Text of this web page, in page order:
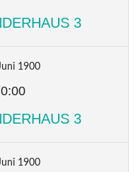
3
1900
0:00
3
1900